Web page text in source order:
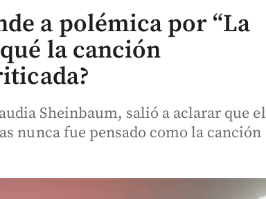
a polémica por “La
la canción
Sheinbaum, salió a aclarar que el
nunca fue pensado como la canción